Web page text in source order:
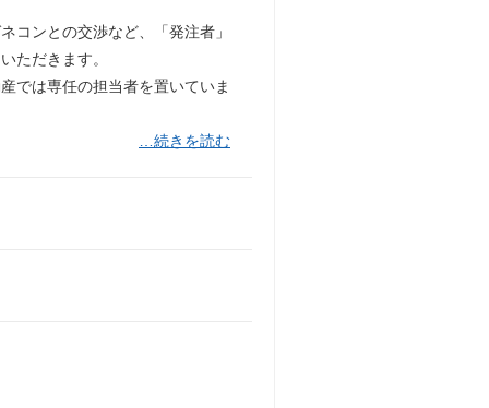
コンとの交渉など、「発注者」
ただきます。
では専任の担当者を置いていま
…続きを読む